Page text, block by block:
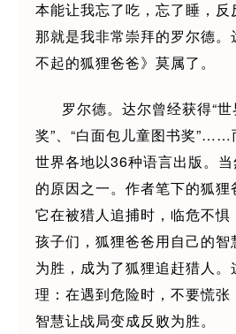
本能让我忘了吃，忘了睡，反
那就是我非常崇拜的罗尔德。
不起的狐狸爸爸》莫属了。
罗尔德。达尔曾经获得“
奖”、“白面包儿童图书奖”……
世界各地以36种语言出版。
的原因之一。作者笔下的狐狸
它在被猎人追捕时，临危不
孩子们，狐狸爸爸用自己的
为胜，成为了狐狸追赶猎人
理：在遇到危险时，不要慌
智慧让战局变成反败为胜。